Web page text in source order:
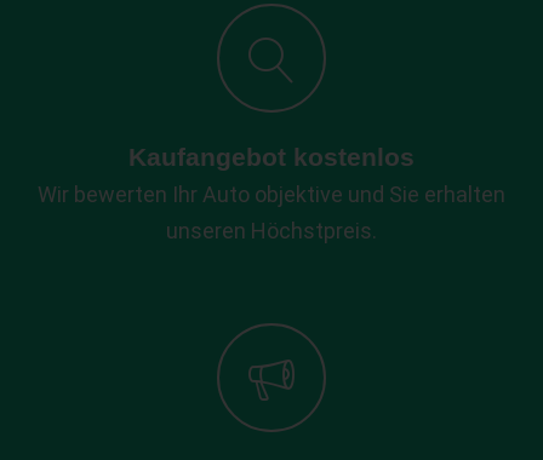
Kaufangebot kostenlos
Wir bewerten Ihr Auto objektive und Sie erhalten
unseren Höchstpreis.